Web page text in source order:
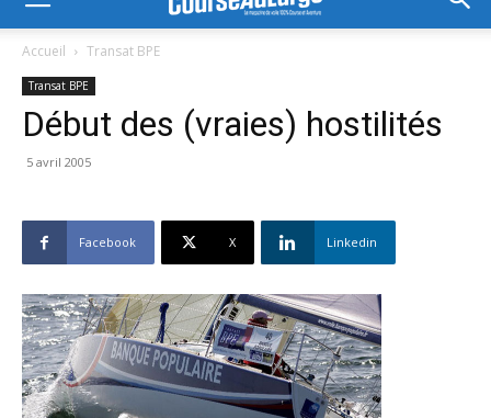
Accueil Transat BPE
Transat BPE
Début des (vraies) hostilités
5 avril 2005
Facebook X Linkedin